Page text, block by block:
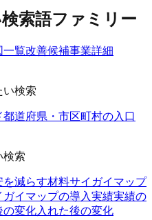
索語ファミリー
一覧改善候補事業詳細
い検索
都道府県・市区町村の入口
検索
を減らす材料サイガイマップ
ガイマップの導入実績実績の
の変化入れた後の変化